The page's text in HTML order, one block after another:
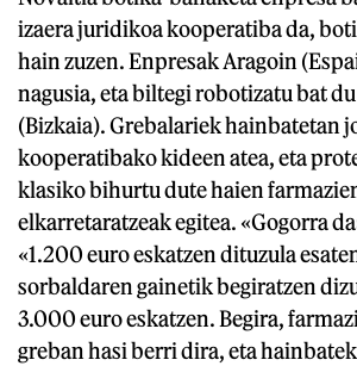
izaera juridikoa kooperatiba da,
hain zuzen. Enpresak Aragoin
nagusia, eta biltegi robotizatu bat
(Bizkaia). Grebalariek hainbatetan
kooperatibako kideen atea, eta
klasiko bihurtu dute haien
elkarretaratzeak egitea. «Gogorra
«1.200 euro eskatzen dituzula
sorbaldaren gainetik begiratzen
3.000 euro eskatzen. Begira,
greban hasi berri dira, eta